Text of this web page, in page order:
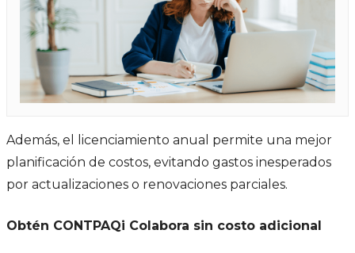
Además, el licenciamiento anual permite una mejor
planificación de costos, evitando gastos inesperados
por actualizaciones o renovaciones parciales.
Obtén CONTPAQi Colabora sin costo adicional